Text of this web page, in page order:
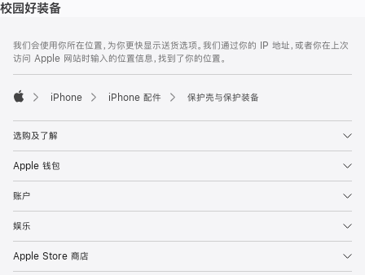
校园好装备
页
页
脚
注
我们会使用你所在位置，为你更快显示送货选项。我们通过你的 IP 地址，或者你在上次
访问 Apple 网站时输入的位置信息，找到了你的位置。
iPhone iPhone 配件 保护壳与保护装备
选购及了解
Apple 钱包
账户
娱乐
Apple Store 商店